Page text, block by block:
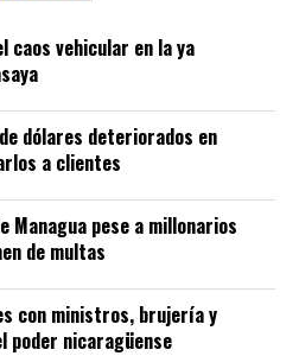
caos vehicular en la ya
dólares deteriorados en
a clientes
Managua pese a millonarios
de multas
con ministros, brujería y
nicaragüense